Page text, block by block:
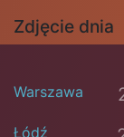
Zdjęcie dnia
Warszawa
Łódź